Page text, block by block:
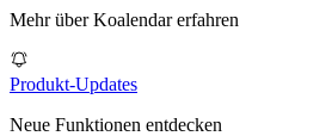
Mehr über Koalendar erfahren
Produkt-Updates
Neue Funktionen entdecken